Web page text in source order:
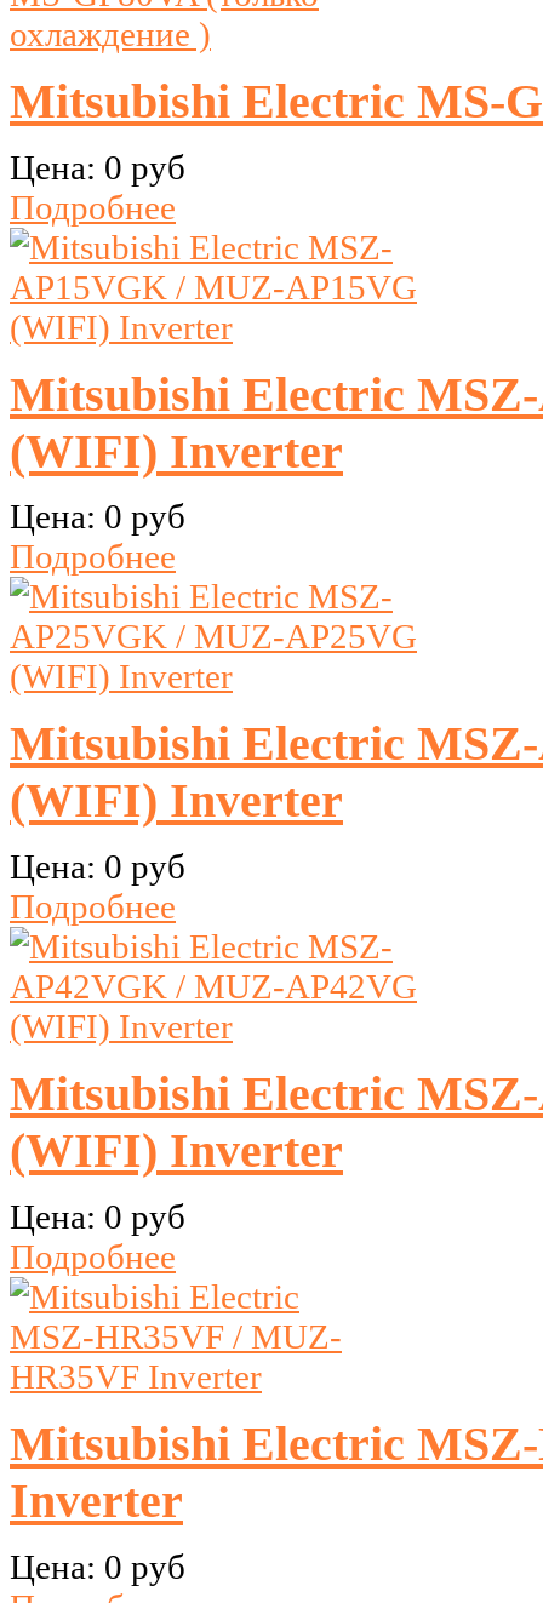
Mitsubishi Electric MS-
Цена: 0 руб
Подробнее
Mitsubishi Electric
(WIFI) Inverter
Цена: 0 руб
Подробнее
Mitsubishi Electric
(WIFI) Inverter
Цена: 0 руб
Подробнее
Mitsubishi Electric
(WIFI) Inverter
Цена: 0 руб
Подробнее
Mitsubishi Electric
Inverter
Цена: 0 руб